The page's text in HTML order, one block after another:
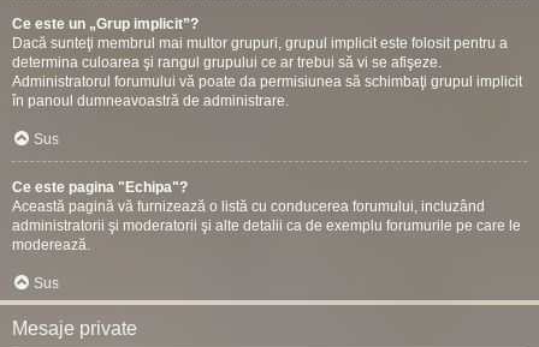
Ce este un „Grup implicit”?
Dacă sunteţi membrul mai multor grupuri, grupul implicit este folosit pentru a
determina culoarea şi rangul grupului ce ar trebui să vi se afişeze.
Administratorul forumului vă poate da permisiunea să schimbaţi grupul implicit
în panoul dumneavoastră de administrare.
Sus
Ce este pagina "Echipa"?
Această pagină vă furnizează o listă cu conducerea forumului, incluzând
administratorii şi moderatorii şi alte detalii ca de exemplu forumurile pe care le
moderează.
Sus
Mesaje private